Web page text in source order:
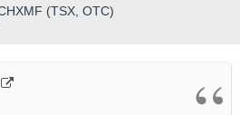
(TSX, OTC)